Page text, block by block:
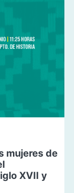
mujeres de
XVII y